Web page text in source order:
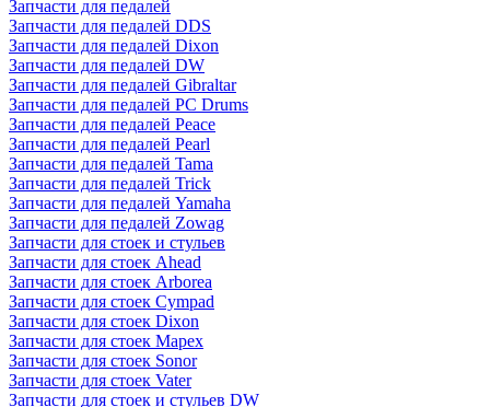
Запчасти для педалей
Запчасти для педалей DDS
Запчасти для педалей Dixon
Запчасти для педалей DW
Запчасти для педалей Gibraltar
Запчасти для педалей PC Drums
Запчасти для педалей Peace
Запчасти для педалей Pearl
Запчасти для педалей Tama
Запчасти для педалей Trick
Запчасти для педалей Yamaha
Запчасти для педалей Zowag
Запчасти для стоек и стульев
Запчасти для стоек Ahead
Запчасти для стоек Arborea
Запчасти для стоек Cympad
Запчасти для стоек Dixon
Запчасти для стоек Mapex
Запчасти для стоек Sonor
Запчасти для стоек Vater
Запчасти для стоек и стульев DW